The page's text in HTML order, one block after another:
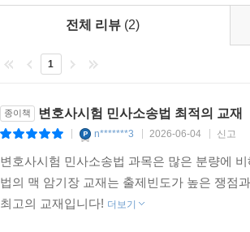
전체 리뷰 (2)
1
종이책 변호사시험 민사소송법 최적의 교재
n*******3 2026-06-04 신고
변호사시험 민사소송법 과목은 많은 분량에
법의 맥 암기장 교재는 출제빈도가 높은 쟁점
최고의 교재입니다! 더보기